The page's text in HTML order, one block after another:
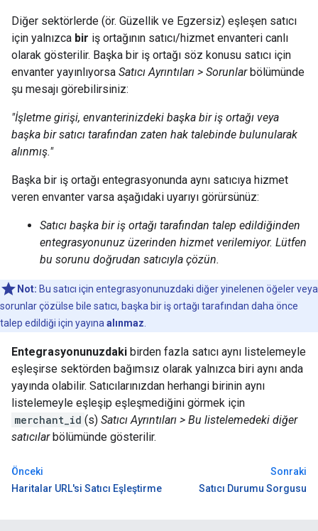
Diğer sektörlerde (ör. Güzellik ve Egzersiz) eşleşen satıcı
için yalnızca bir iş ortağının satıcı/hizmet envanteri canlı
olarak gösterilir. Başka bir iş ortağı söz konusu satıcı için
envanter yayınlıyorsa Satıcı Ayrıntıları > Sorunlarbölümünde
şu mesajı görebilirsiniz:
"İşletme girişi, envanterinizdeki başka bir iş ortağı veya
başka bir satıcı tarafından zaten hak talebinde bulunularak
alınmış."
Başka bir iş ortağı entegrasyonunda aynı satıcıya hizmet
veren envanter varsa aşağıdaki uyarıyı görürsünüz:
Satıcı başka bir iş ortağı tarafından talep edildiğinden
entegrasyonunuz üzerinden hizmet verilemiyor. Lütfen
bu sorunu doğrudan satıcıyla çözün.
Not: Bu satıcı için entegrasyonunuzdaki diğer yinelenen öğeler veya
sorunlar çözülse bile satıcı, başka bir iş ortağı tarafından daha önce
talep edildiği için yayına alınmaz
Entegrasyonunuzdaki birden fazla satıcı aynı listelemeyle
eşleşirse sektörden bağımsız olarak yalnızca biri aynı anda
yayında olabilir. Satıcılarınızdan herhangi birinin aynı
listelemeyle eşleşip eşleşmediğini görmek için
merchant_id (s) Satıcı Ayrıntıları > Bu listelemedeki diğer
satıcılarbölümünde gösterilir.
Önceki
Haritalar URL'si Satıcı Eşleştirme
Sonraki
Satıcı Durumu Sorgusu